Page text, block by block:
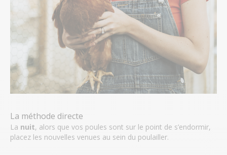
La méthode directe
La nuit, alors que vos poules sont sur le point de s’endormir,
placez les nouvelles venues au sein du poulailler.